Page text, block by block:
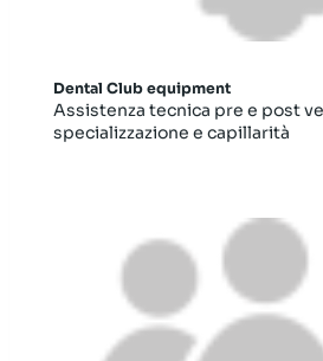
Dental Club equipment
Assistenza tecnica pre e post
specializzazione e capillarità